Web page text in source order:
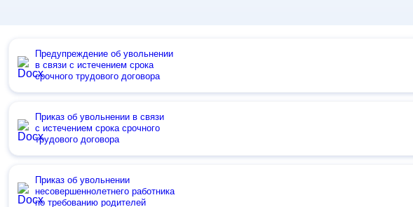
Предупреждение об увольнении
в связи с истечением срока
срочного трудового договора
Приказ об увольнении в связи
с истечением срока срочного
трудового договора
Приказ об увольнении
несовершеннолетнего работника
по требованию родителей